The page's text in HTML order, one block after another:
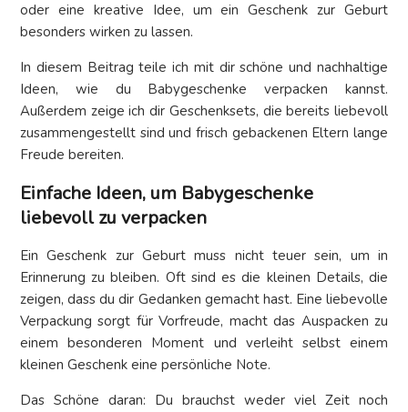
oder eine kreative Idee, um ein Geschenk zur Geburt
besonders wirken zu lassen.
In diesem Beitrag teile ich mit dir schöne und nachhaltige
Ideen, wie du Babygeschenke verpacken kannst.
Außerdem zeige ich dir Geschenksets, die bereits liebevoll
zusammengestellt sind und frisch gebackenen Eltern lange
Freude bereiten.
Einfache Ideen, um Babygeschenke
liebevoll zu verpacken
Ein Geschenk zur Geburt muss nicht teuer sein, um in
Erinnerung zu bleiben. Oft sind es die kleinen Details, die
zeigen, dass du dir Gedanken gemacht hast. Eine liebevolle
Verpackung sorgt für Vorfreude, macht das Auspacken zu
einem besonderen Moment und verleiht selbst einem
kleinen Geschenk eine persönliche Note.
Das Schöne daran: Du brauchst weder viel Zeit noch